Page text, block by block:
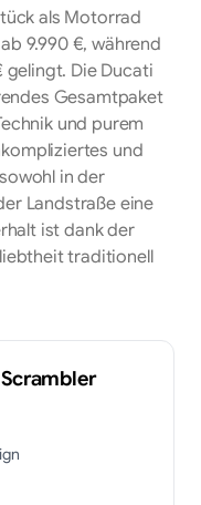
als Motorrad
9.990 €, während
Die Ducati
Gesamtpaket
und purem
und
in der
Landstraße eine
ist dank der
traditionell
Scrambler